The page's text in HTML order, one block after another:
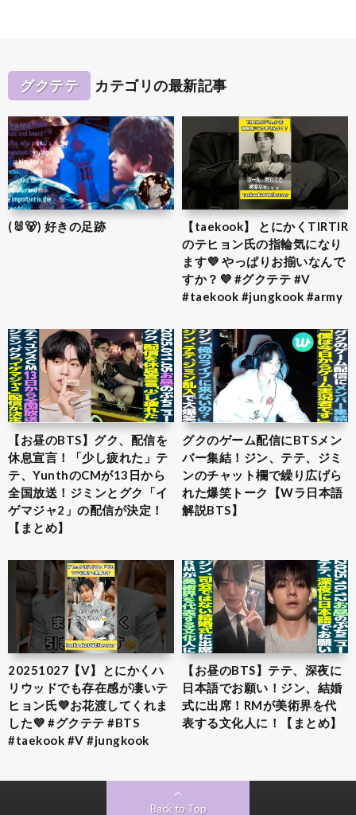
グクテテ カテゴリの最新記事
(🐰🐻) 好きの足跡
【taekook】 とにかくTIRTIR
のテヒョン氏の指輪気になり
ます💜 やっぱりお揃いなんで
すか？💜 #グクテテ #V
#taekook #jungkook #army
【お昼のBTS】グク、配信を
休息宣言！「少し疲れた」テ
テ、YunthのCMが13日から
全国放送！ジミンとグク「イ
ゲマジャ2」の配信が決定！
【まとめ】
グクのゲーム配信にBTSメン
バー集結！ジン、テテ、ジミ
ンのチャット欄で繰り広げら
れた爆笑トーク【Wラ日本語
解説BTS】
20251027【V】とにかくハ
リウッドでも存在感が凄いテ
ヒョン氏💜お花渡してくれま
した💜 #グクテテ #BTS
#taekook #V #jungkook
【お昼のBTS】テテ、深夜に
日本語でお願い！ジン、結婚
式に出席！RMが美術界を代
表する文化人に！【まとめ】
Back to Top